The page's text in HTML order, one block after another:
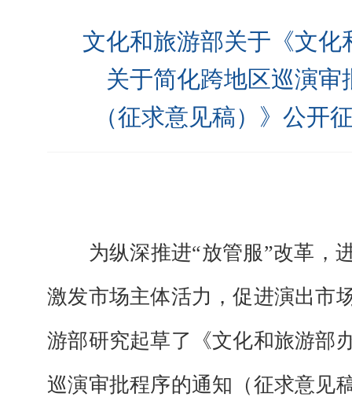
文化和旅游部关于《文化
关于简化跨地区巡演审
（征求意见稿）》公开
为纵深推进“放管服”改革，
激发市场主体活力，促进演出市
游部研究起草了《文化和旅游部
巡演审批程序的通知（征求意见